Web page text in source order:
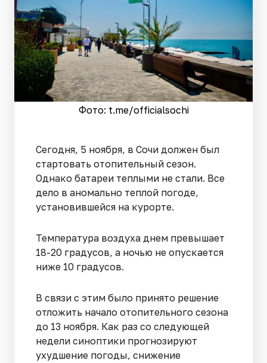
Фото: t.me/officialsochi
Сегодня, 5 ноября, в Сочи должен был
стартовать отопительный сезон.
Однако батареи теплыми не стали. Все
дело в аномально теплой погоде,
установившейся на курорте.
Температура воздуха днем превышает
18-20 градусов, а ночью не опускается
ниже 10 градусов.
В связи с этим было принято решение
отложить начало отопительного сезона
до 13 ноября. Как раз со следующей
недели синоптики прогнозируют
ухудшение погоды, снижение